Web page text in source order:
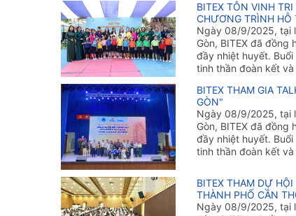
BITEX TÔN VINH
CHƯƠNG TRÌNH HỖ
Ngày 08/9/2025, tại
Gòn, BITEX đã đồng
đầy nhiệt huyết.
tinh thần đoàn kết
BITEX THAM GIA
GÒN"
Ngày 08/9/2025, tại
Gòn, BITEX đã đồng
đầy nhiệt huyết.
tinh thần đoàn kết
BITEX THAM DỰ
THÀNH PHỐ CẦN
Ngày 08/9/2025, tại